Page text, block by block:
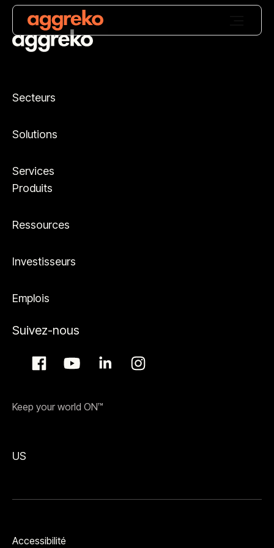
Secteurs
Solutions
Services
Produits
Ressources
Investisseurs
Emplois
Suivez-nous
Keep your world ON™
US
Accessibilité